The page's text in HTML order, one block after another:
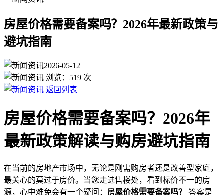
房屋价格需要备案吗？2026年最新政策与
避坑指南
2026-05-12
浏览： 519 次
返回列表
房屋价格需要备案吗？2026年
最新政策解读与购房避坑指南
在当前的房地产市场中，无论是刚需购房者还是改善型家庭，
最关心的莫过于房价。当您走进售楼处，看到标价不一的房
源，心中难免会有一个疑问： 房屋价格需要备案吗？
答案是